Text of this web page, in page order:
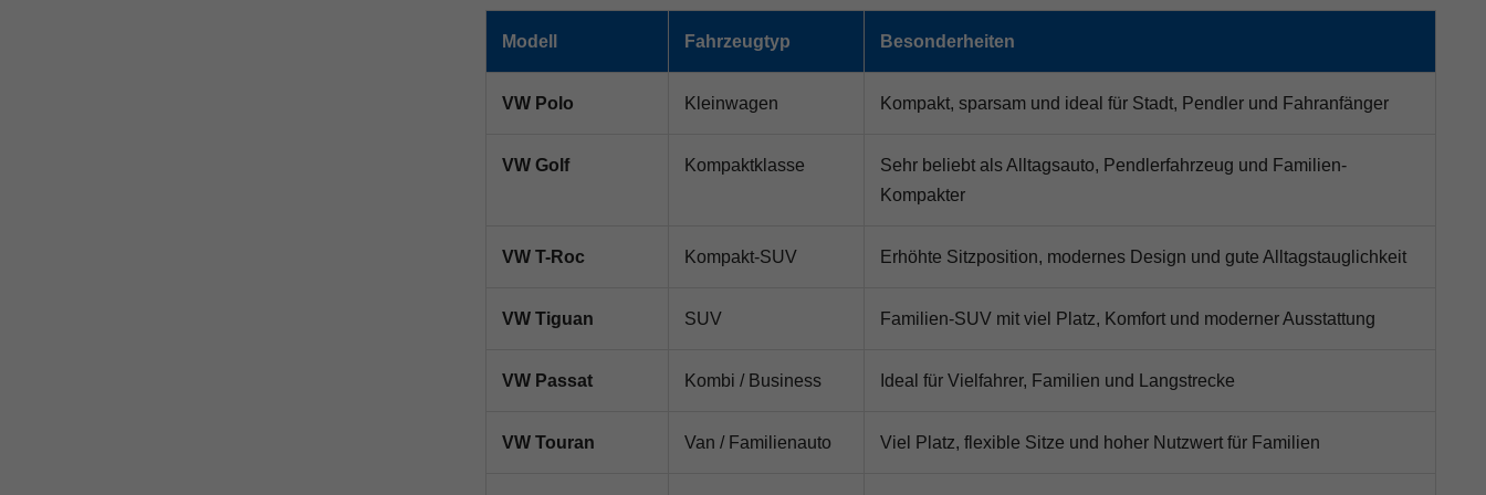
Modell Fahrzeugtyp Besonderheiten
VW Polo Kleinwagen Kompakt, sparsam und ideal für Stadt, Pendler und Fahranfänger
VW Golf Kompaktklasse
Sehr beliebt als Alltagsauto, Pendlerfahrzeug und Familien-
Kompakter
VW T-Roc Kompakt-SUV Erhöhte Sitzposition, modernes Design und gute Alltagstauglichkeit
VW Tiguan SUV Familien-SUV mit viel Platz, Komfort und moderner Ausstattung
VW Passat Kombi / Business Ideal für Vielfahrer, Familien und Langstrecke
VW Touran Van / Familienauto Viel Platz, flexible Sitze und hoher Nutzwert für Familien